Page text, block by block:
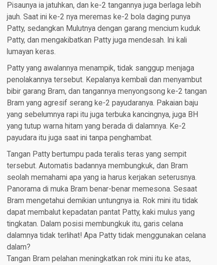
Pisaunya ia jatuhkan, dan ke-2 tangannya juga berlaga lebih
jauh. Saat ini ke-2 nya meremas ke-2 bola daging punya
Patty, sedangkan Mulutnya dengan garang mencium kuduk
Patty, dan mengakibatkan Patty juga mendesah. Ini kali
lumayan keras.
Patty yang awalannya menampik, tidak sanggup menjaga
penolakannya tersebut. Kepalanya kembali dan menyambut
bibir garang Bram, dan tangannya menyongsong ke-2 tangan
Bram yang agresif serang ke-2 payudaranya. Pakaian baju
yang sebelumnya rapi itu juga terbuka kancingnya, juga BH
yang tutup warna hitam yang berada di dalamnya. Ke-2
payudara itu juga saat ini tanpa penghambat.
Tangan Patty bertumpu pada teralis teras yang sempit
tersebut. Automatis badannya membungkuk, dan Bram
seolah memahami apa yang ia harus kerjakan seterusnya.
Panorama di muka Bram benar-benar memesona. Sesaat
Bram mengetahui demikian untungnya ia. Rok mini itu tidak
dapat membalut kepadatan pantat Patty, kaki mulus yang
tingkatan. Dalam posisi membungkuk itu, garis celana
dalamnya tidak terlihat! Apa Patty tidak menggunakan celana
dalam?
Tangan Bram pelahan meningkatkan rok mini itu ke atas,